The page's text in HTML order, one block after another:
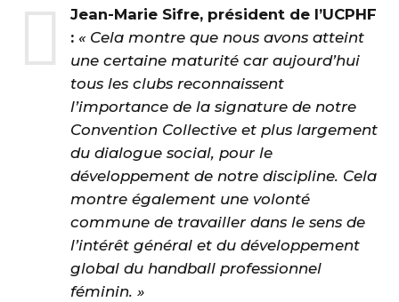
Jean-Marie Sifre, président de l’UCPHF
:« Cela montre que nous avons atteint
une certaine maturité car aujourd’hui
tous les clubs reconnaissent
l’importance de la signature de notre
Convention Collective et plus largement
du dialogue social, pour le
développement de notre discipline. Cela
montre également une volonté
commune de travailler dans le sens de
l’intérêt général et du développement
global du handball professionnel
féminin. »